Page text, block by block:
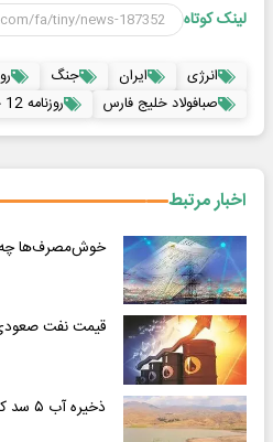
لینک کوتاه
انرژی ایران جنگ
صبافولاد خلیج فارس
روزنامه 12 خرداد
اخبار مرتبط
خوش‌مصرف‌ها چه
قیمت نفت
ذخیره آب ۵ سد کشور به زیر ۱۰ درصد رسید